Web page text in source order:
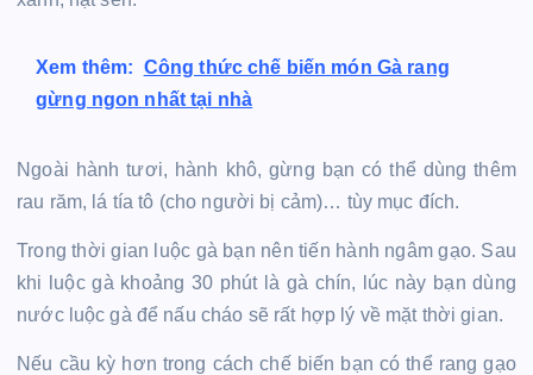
Xem thêm: Công thức chế biến món Gà rang
gừng ngon nhất tại nhà
Ngoài hành tươi, hành khô, gừng bạn có thể dùng thêm
rau răm, lá tía tô (cho người bị cảm)… tùy mục đích.
Trong thời gian luộc gà bạn nên tiến hành ngâm gạo. Sau
khi luộc gà khoảng 30 phút là gà chín, lúc này bạn dùng
nước luộc gà để nấu cháo sẽ rất hợp lý về mặt thời gian.
Nếu cầu kỳ hơn trong cách chế biến bạn có thể rang gạo